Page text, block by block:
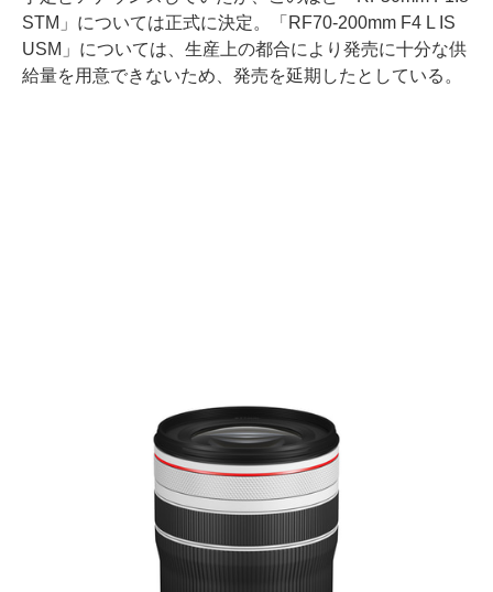
STM」については正式に決定。「RF70-200mm F4 L IS
USM」については、生産上の都合により発売に十分な供
給量を用意できないため、発売を延期したとしている。